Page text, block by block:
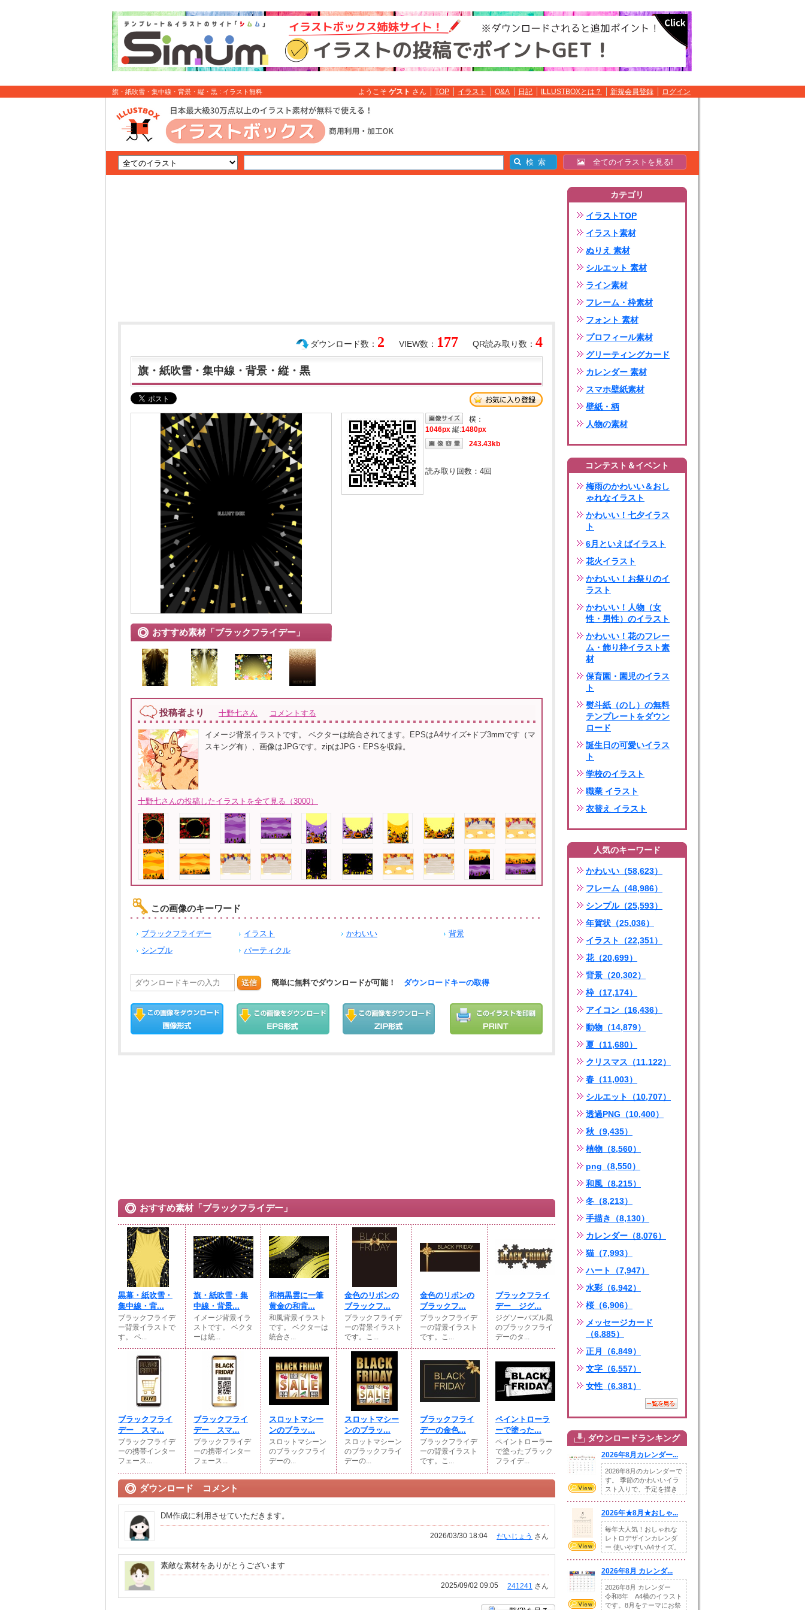
旗・紙吹雪・集中線・背景・縦・黒 : イラスト無料 ようこそ ゲスト さん TOP イラスト Q&A 日記 ILLUSTBOXとは？ 新規会員登録 ログイン
全てのイラストを見る!
QR読み取り数： 4
VIEW数： 177
ダウンロード数： 2
旗・紙吹雪・集中線・背景・縦・黒
おすすめ素材「ブラックフライデー」
横：
1046px 縦:1480px
243.43kb
読み取り回数： 4回
投稿者より 十野七さん コメントする
イメージ背景イラストです。 ベクターは統合されてます。EPSはA4サイズ+ドブ3mmです（マ
スキング有）、画像はJPGです。zipはJPG・EPSを収録。
十野七さんの投稿したイラストを全て見る（3000）
この画像のキーワード
ブラックフライデー イラスト かわいい
背景
シンプル
パーティクル
送信 簡単に無料でダウンロードが可能！ ダウンロードキーの取得
おすすめ素材「ブラックフライデー」
黒幕・紙吹雪・
集中線・背...
ブラックフライデ
ー背景イラストで
す。 ベ...
旗・紙吹雪・集
中線・背景...
イメージ背景イラ
ストです。 ベクタ
ーは統...
和柄黒雲に一筆
黄金の和背...
和風背景イラスト
です。 ベクターは
統合さ...
金色のリボンの
ブラックフ...
ブラックフライデ
ーの背景イラスト
です。こ...
金色のリボンの
ブラックフ...
ブラックフライデ
ーの背景イラスト
です。こ...
ブラックフライ
デー ジグ...
ジグソーパズル風
のブラックフライ
デーのタ...
ブラックフライ
デー スマ...
ブラックフライデ
ーの携帯インター
フェース...
ブラックフライ
デー スマ...
ブラックフライデ
ーの携帯インター
フェース...
スロットマシー
ンのブラッ...
スロットマシーン
のブラックフライ
デーの...
スロットマシー
ンのブラッ...
スロットマシーン
のブラックフライ
デーの...
ブラックフライ
デーの金色...
ブラックフライデ
ーの背景イラスト
です。こ...
ペイントローラ
ーで塗った...
ペイントローラー
で塗ったブラック
フライデ...
ダウンロード コメント
DM作成に利用させていただきます。
だいじょう さん
2026/03/30 18:04
素敵な素材をありがとうございます
241241 さん
2025/09/02 09:05
カテゴリ
イラストTOP
イラスト素材
ぬりえ 素材
シルエット 素材
ライン素材
フレーム・枠素材
フォント 素材
プロフィール素材
グリーティングカード
カレンダー 素材
スマホ壁紙素材
壁紙・柄
人物の素材
コンテスト＆イベント
梅雨のかわいい＆おし
ゃれなイラスト
かわいい！七夕イラス
ト
6月といえばイラスト
花火イラスト
かわいい！お祭りのイ
ラスト
かわいい！人物（女
性・男性）のイラスト
かわいい！花のフレー
ム・飾り枠イラスト素
材
保育園・園児のイラス
ト
熨斗紙（のし）の無料
テンプレートをダウン
ロード
誕生日の可愛いイラス
ト
学校のイラスト
職業 イラスト
衣替え イラスト
人気のキーワード
かわいい（58,623）
フレーム（48,986）
シンプル（25,593）
年賀状（25,036）
イラスト（22,351）
花（20,699）
背景（20,302）
枠（17,174）
アイコン（16,436）
動物（14,879）
夏（11,680）
クリスマス（11,122）
春（11,003）
シルエット（10,707）
透過PNG（10,400）
秋（9,435）
植物（8,560）
png（8,550）
和風（8,215）
冬（8,213）
手描き（8,130）
カレンダー（8,076）
猫（7,993）
ハート（7,947）
水彩（6,942）
桜（6,906）
メッセージカード
（6,885）
正月（6,849）
文字（6,557）
女性（6,381）
ダウンロードランキング
2026年8月カレンダー...
2026年8月のカレンダーで
す。 季節のかわいいイラ
スト入りで、予定を描き
2026年★8月★おしゃ...
毎年大人気！おしゃれな
レトロデザインカレンダ
ー 使いやすいA4サイズ。
2026年8月 カレンダ...
2026年8月 カレンダー
令和8年 A4横のイラスト
です。8月をテーマにお祭